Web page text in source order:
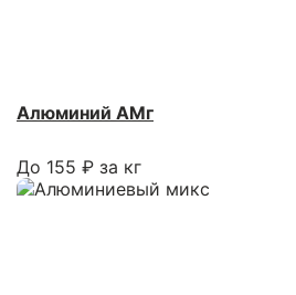
Алюминий АМг
До 155 ₽ за кг